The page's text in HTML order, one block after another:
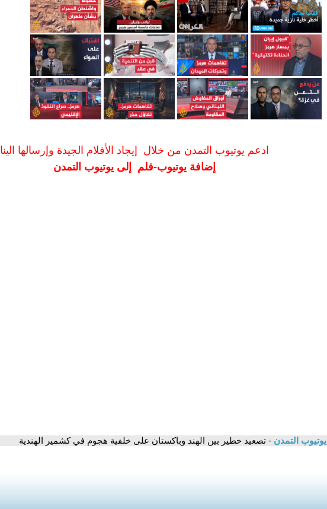
ادعم يوتيوب التمدن من خلال إيجاد الأفلام الجيدة وإرسالها الينا
إضافة يوتيوب-فلم إلى يوتيوب التمدن
يوتيوب التمدن - تصعيد خطير بين الهند وباكستان على خلفية هجوم في كشمير الهندية